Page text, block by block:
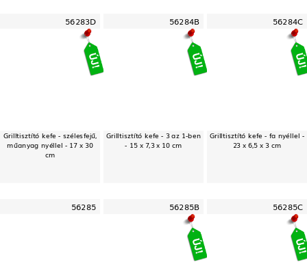
56283D
Grilltisztító kefe - szélesfejű,
műanyag nyéllel - 17 x 30
cm
56284B
Grilltisztító kefe - 3 az 1-ben
- 15 x 7,3 x 10 cm
56284C
Grilltisztító kefe - fa nyéllel -
23 x 6,5 x 3 cm
56285 56285B 56285C